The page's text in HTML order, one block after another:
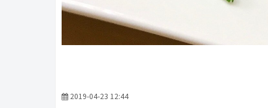
2019-04-23 12:44